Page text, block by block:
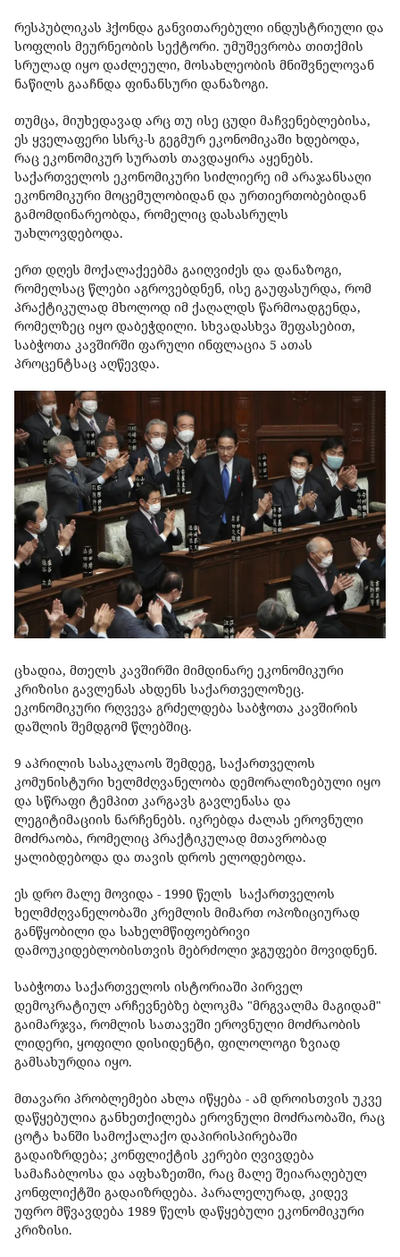
რესპუბლიკას ჰქონდა განვითარებული ინდუსტრიული და
სოფლის მეურნეობის სექტორი. უმუშევრობა თითქმის
სრულად იყო დაძლეული, მოსახლეობის მნიშვნელოვან
ნაწილს გააჩნდა ფინანსური დანაზოგი.
თუმცა, მიუხედავად არც თუ ისე ცუდი მაჩვენებლებისა,
ეს ყველაფერი სსრკ-ს გეგმურ ეკონომიკაში ხდებოდა,
რაც ეკონომიკურ სურათს თავდაყირა აყენებს.
საქართველოს ეკონომიკური სიძლიერე იმ არაჯანსაღი
ეკონომიკური მოცემულობიდან და ურთიერთობებიდან
გამომდინარეობდა, რომელიც დასასრულს
უახლოვდებოდა.
ერთ დღეს მოქალაქეებმა გაიღვიძეს და დანაზოგი,
რომელსაც წლები აგროვებდნენ, ისე გაუფასურდა, რომ
პრაქტიკულად მხოლოდ იმ ქაღალდს წარმოადგენდა,
რომელზეც იყო დაბეჭდილი. სხვადასხვა შეფასებით,
საბჭოთა კავშირში ფარული ინფლაცია 5 ათას
პროცენტსაც აღწევდა.
ცხადია, მთელს კავშირში მიმდინარე ეკონომიკური
კრიზისი გავლენას ახდენს საქართველოზეც.
ეკონომიკური რღვევა გრძელდება საბჭოთა კავშირის
დაშლის შემდგომ წლებშიც.
9 აპრილის სასაკლაოს შემდეგ, საქართველოს
კომუნისტური ხელმძღვანელობა დემორალიზებული იყო
და სწრაფი ტემპით კარგავს გავლენასა და
ლეგიტიმაციის ნარჩენებს. იკრებდა ძალას ეროვნული
მოძრაობა, რომელიც პრაქტიკულად მთავრობად
ყალიბდებოდა და თავის დროს ელოდებოდა.
ეს დრო მალე მოვიდა - 1990 წელს საქართველოს
ხელმძღვანელობაში კრემლის მიმართ ოპოზიციურად
განწყობილი და სახელმწიფოებრივი
დამოუკიდებლობისთვის მებრძოლი ჯგუფები მოვიდნენ.
საბჭოთა საქართველოს ისტორიაში პირველ
დემოკრატიულ არჩევნებზე ბლოკმა "მრგვალმა მაგიდამ"
გაიმარჯვა, რომლის სათავეში ეროვნული მოძრაობის
ლიდერი, ყოფილი დისიდენტი, ფილოლოგი ზვიად
გამსახურდია იყო.
მთავარი პრობლემები ახლა იწყება - ამ დროისთვის უკვე
დაწყებულია განხეთქილება ეროვნული მოძრაობაში, რაც
ცოტა ხანში სამოქალაქო დაპირისპირებაში
გადაიზრდება; კონფლიქტის კერები ღვივდება
სამაჩაბლოსა და აფხაზეთში, რაც მალე შეიარაღებულ
კონფლიქტში გადაიზრდება. პარალელურად, კიდევ
უფრო მწვავდება 1989 წელს დაწყებული ეკონომიკური
კრიზისი.